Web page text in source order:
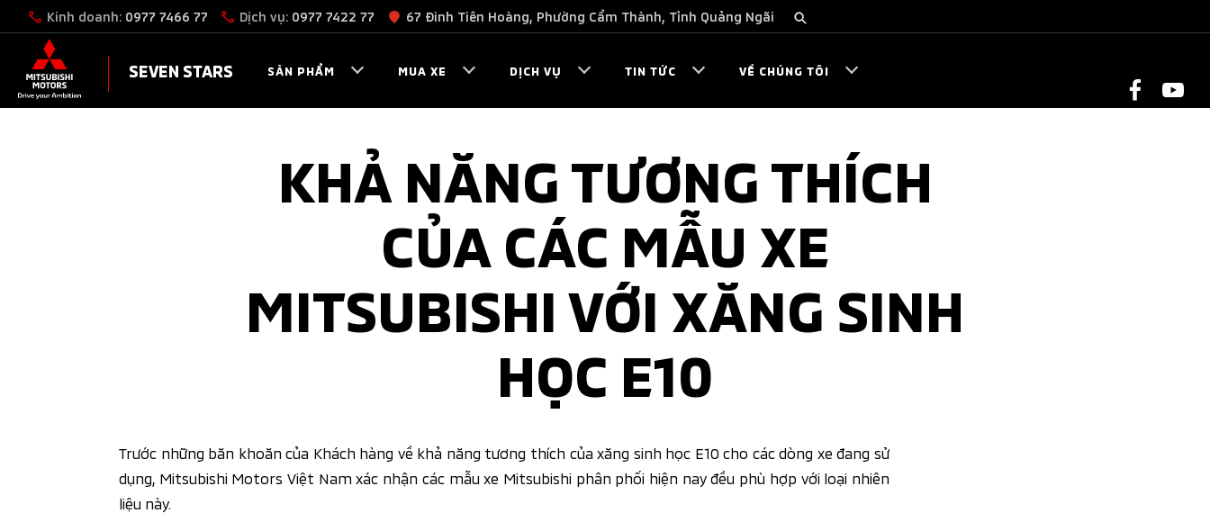
SEVEN STARS SẢN PHẨM MUA XE DỊCH VỤ TIN TỨC VỀ CHÚNG TÔI
Kinh doanh: 0977 7466 77 Dịch vụ: 0977 7422 77 67 Đinh Tiên Hoàng, Phường Cẩm Thành, Tỉnh Quảng Ngãi
KHẢ NĂNG TƯƠNG THÍCH
CỦA CÁC MẪU XE
MITSUBISHI VỚI XĂNG SINH
HỌC E10
Trước những băn khoăn của Khách hàng về khả năng tương thích của xăng sinh học E10 cho các dòng xe đang sử
dụng, Mitsubishi Motors Việt Nam xác nhận các mẫu xe Mitsubishi phân phối hiện nay đều phù hợp với loại nhiên
liệu này.